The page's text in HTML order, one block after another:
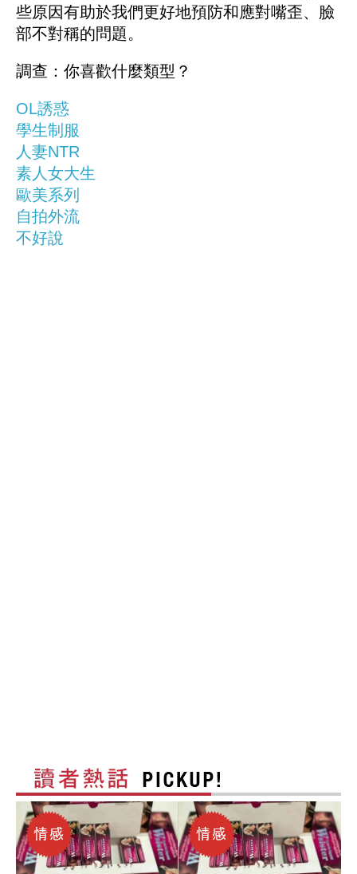
些原因有助於我們更好地預防和應對嘴歪、臉
部不對稱的問題。
調查：你喜歡什麼類型？
OL誘惑
學生制服
人妻NTR
素人女大生
歐美系列
自拍外流
不好說